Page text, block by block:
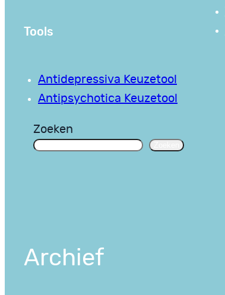
Tools
Antidepressiva Keuzetool
Antipsychotica Keuzetool
Zoeken
Archief